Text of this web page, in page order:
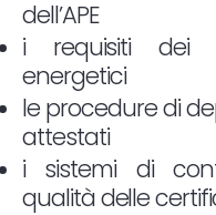
dell’APE
i requisiti dei
energetici
le procedure di
attestati
i sistemi di
qualità delle